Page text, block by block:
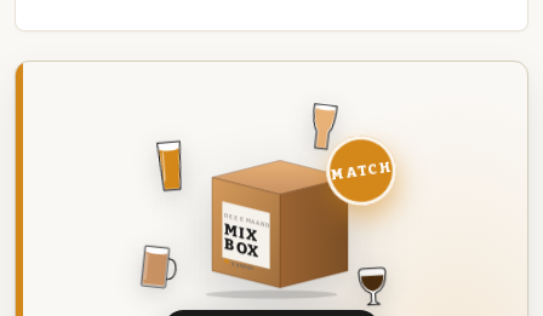
DEZE MAAND
MIX
BOX
8 BIEREN
MATCH